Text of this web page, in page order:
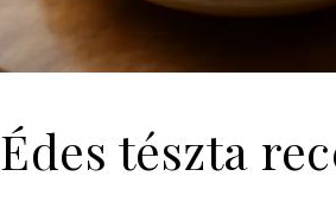
Édes tészta